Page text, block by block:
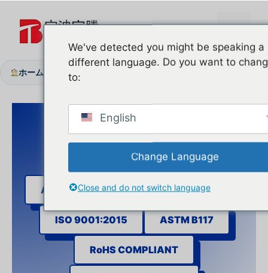
へ
メ
ニ
ュ
ー
ホーム 会社概要
ANSI DASMA 102 CE EN-13241-1
ISO 9001:2015 ASTM B117
RoHS COMPLIANT
We've detected you might be speaking a
different language. Do you want to
to:
English
Change Language
Close and do not switch language